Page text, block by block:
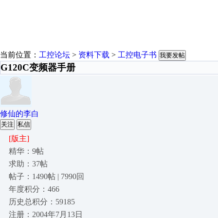
当前位置： 工控论坛 > 资料下载 > 工控电子书 我要发帖
G120C变频器手册
修仙的李白
关注 私信
[版主]
精华：9帖
求助：37帖
帖子：1490帖 | 7990回
年度积分：466
历史总积分：59185
注册：2004年7月13日